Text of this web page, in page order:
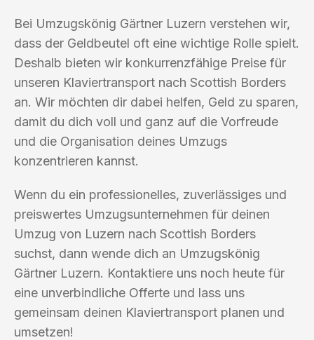
Bei Umzugskönig Gärtner Luzern verstehen wir,
dass der Geldbeutel oft eine wichtige Rolle spielt.
Deshalb bieten wir konkurrenzfähige Preise für
unseren Klaviertransport nach Scottish Borders
an. Wir möchten dir dabei helfen, Geld zu sparen,
damit du dich voll und ganz auf die Vorfreude
und die Organisation deines Umzugs
konzentrieren kannst.
Wenn du ein professionelles, zuverlässiges und
preiswertes Umzugsunternehmen für deinen
Umzug von Luzern nach Scottish Borders
suchst, dann wende dich an Umzugskönig
Gärtner Luzern. Kontaktiere uns noch heute für
eine unverbindliche Offerte und lass uns
gemeinsam deinen Klaviertransport planen und
umsetzen!